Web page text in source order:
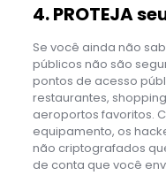
4. PROTEJA
Se você ainda não
públicos não são
pontos de acesso
restaurantes,
aeroportos favoritos.
equipamento, os
não criptografados
de conta que você